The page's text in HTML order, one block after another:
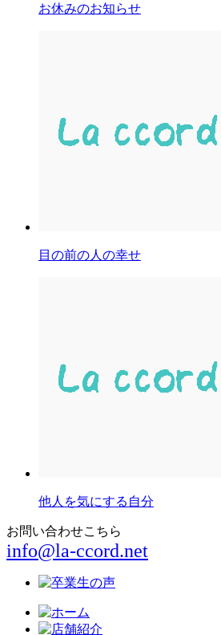
お休みのお知らせ
目の前の人の幸せ
他人を気にする自分
お問い合わせこちら
info@la-ccord.net